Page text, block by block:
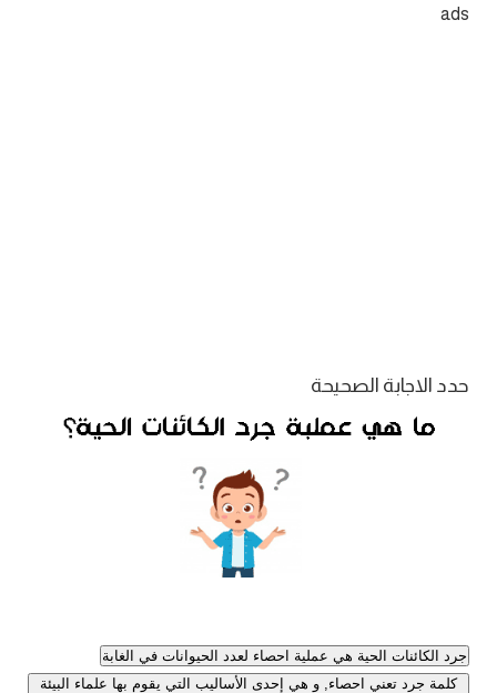
ads
حدد الاجابة الصحيحة
جرد الكائنات الحية هي عملية احصاء لعدد الحيوانات في الغابة
كلمة جرد تعني احصاء, و هي إحدى الأساليب التي يقوم بها علماء البيئة